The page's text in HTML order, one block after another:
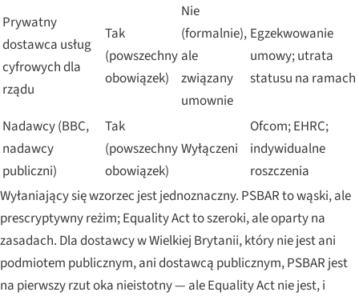
Prywatny
dostawca usług
cyfrowych dla
rządu
Tak
(powszechny
obowiązek)
Nie
(formalnie),
ale
związany
umownie
Egzekwowanie
umowy; utrata
statusu na ramach
Nadawcy (BBC,
nadawcy
publiczni)
Tak
(powszechny
obowiązek)
Wyłączeni
Ofcom; EHRC;
indywidualne
roszczenia
Wyłaniający się wzorzec jest jednoznaczny. PSBAR to wąski, ale
prescryptywny reżim; Equality Act to szeroki, ale oparty na
zasadach. Dla dostawcy w Wielkiej Brytanii, który nie jest ani
podmiotem publicznym, ani dostawcą publicznym, PSBAR jest
na pierwszy rzut oka nieistotny — ale Equality Act nie jest, i